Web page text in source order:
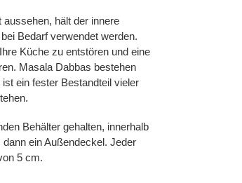
hält der innere
Bedarf verwendet werden.
Küche zu entstören und eine
Masala Dabbas bestehen
ein fester Bestandteil vieler
Behälter gehalten, innerhalb
ein Außendeckel. Jeder
5 cm.